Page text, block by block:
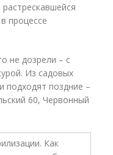
процессе
не дозрели – с
Из садовых
подходят поздние –
60, Червонный